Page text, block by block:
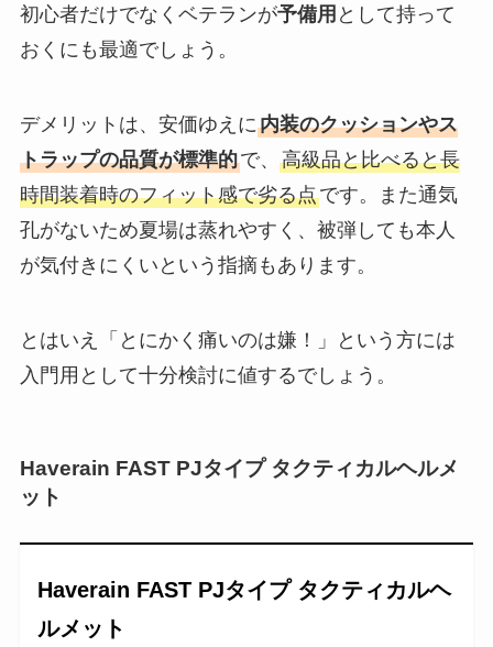
初心者だけでなくベテランが予備用 として持って
おくにも最適でしょう​。
デメリットは、安価ゆえに内装のクッションやス
トラップの品質が標準的で、 高級品と比べると長
時間装着時のフィット感で劣る点です。また通気
孔がないため夏場は蒸れやすく、被弾しても本人
が気付きにくいという指摘もあります​。
とはいえ「とにかく痛いのは嫌！」という方には
入門用として十分検討に値するでしょう。
Haverain FAST PJタイプ タクティカルヘルメ
ット
Haverain FAST PJタイプ タクティカルヘ
ルメット